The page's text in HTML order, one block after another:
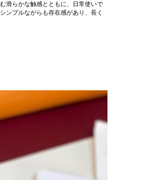
滑らかな触感とともに、日常使いで
ンプルながらも存在感があり、長く